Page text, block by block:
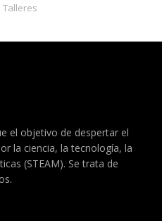
Talleres
el objetivo de despertar el
la ciencia, la tecnología, la
(STEAM). Se trata de